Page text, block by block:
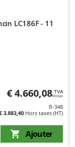
LC186F - 11
€ 4.660,08 TVA
Inclus
R-348
3.883,40 Hors taxes (HT)
Ajouter